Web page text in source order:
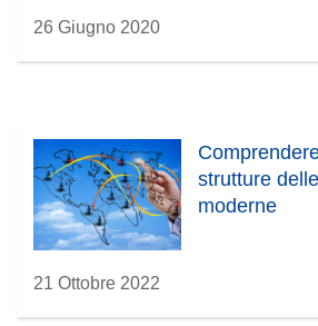
26 Giugno 2020
strutture
moderne
21 Ottobre 2022